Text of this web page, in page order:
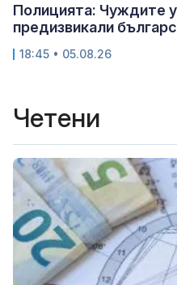
Полицията: Чуждите
предизвикали
18:45 • 05.08.26
Четени